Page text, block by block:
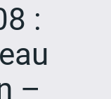
:
–